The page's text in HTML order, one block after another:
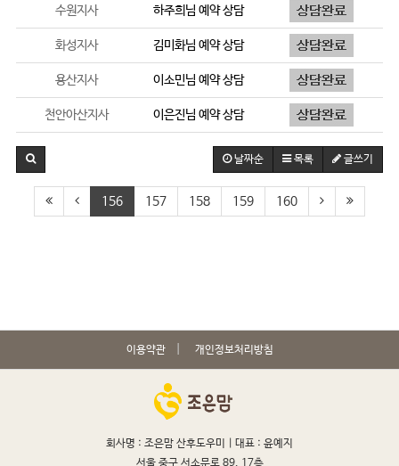
수원지사 하주희님 예약 상담
화성지사 김미화님 예약 상담
용산지사 이소민님 예약 상담
천안아산지사 이은진님 예약 상담
날짜순 목록 글쓰기
156 157 158 159 160
이용약관 개인정보처리방침
회사명 : 조은맘 산후도우미 | 대표 : 윤예지
서울 중구 서소문로 89, 17층